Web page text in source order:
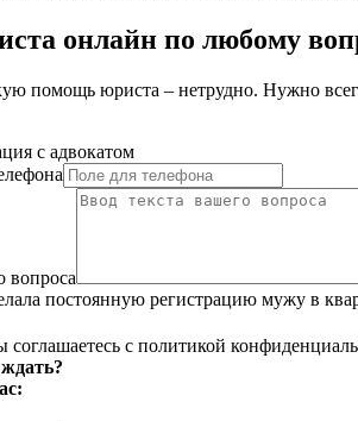
онлайн по любому
помощь юриста – нетрудно. Нужно
с адвокатом
вопроса
постоянную регистрацию мужу в
соглашаетесь с политикой